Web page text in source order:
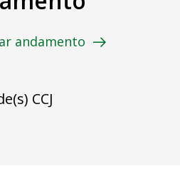
andamento
CCJ